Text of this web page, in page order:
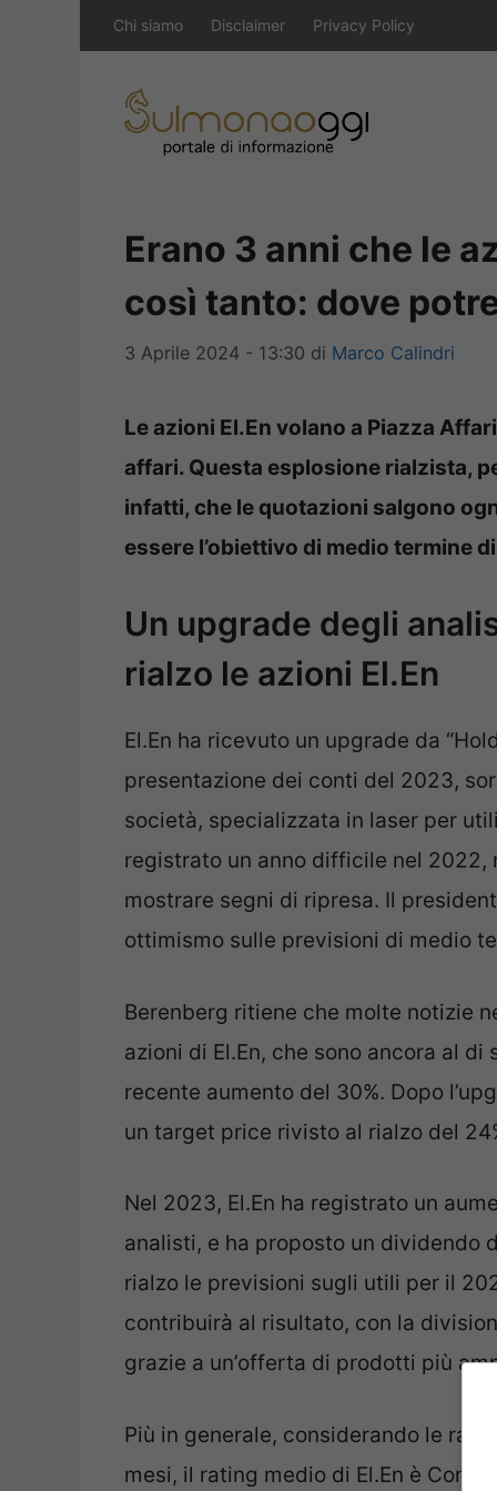
Chi siamo Disclaimer Privacy Policy
Erano 3 anni che le
così tanto: dove
3 Aprile 2024 - 13:30 di Marco Calindri
Le azioni El.En volano a Piazza
affari. Questa esplosione rialzista,
infatti, che le quotazioni salgono
essere l’obiettivo di medio termine
Un upgrade degli
rialzo le azioni El.En
El.En ha ricevuto un upgrade da
presentazione dei conti del 2023,
società, specializzata in laser per
registrato un anno difficile nel
mostrare segni di ripresa. Il
ottimismo sulle previsioni di medio
Berenberg ritiene che molte notizie
azioni di El.En, che sono ancora al
recente aumento del 30%. Dopo
un target price rivisto al rialzo del
Nel 2023, El.En ha registrato un
analisti, e ha proposto un dividendo
rialzo le previsioni sugli utili per il
contribuirà al risultato, con la
grazie a un’offerta di prodotti più
Più in generale, considerando le
mesi, il rating medio di El.En è